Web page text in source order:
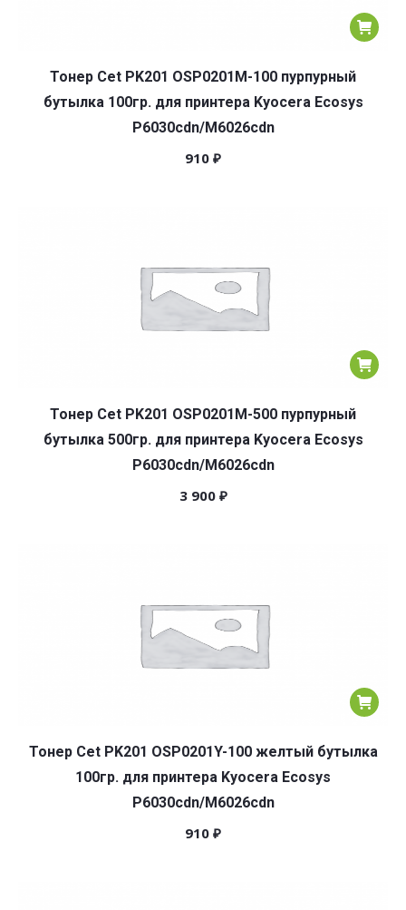
Тонер Cet PK201 OSP0201M-100 пурпурный
бутылка 100гр. для принтера Kyocera Ecosys
P6030cdn/M6026cdn
910 ₽
Тонер Cet PK201 OSP0201M-500 пурпурный
бутылка 500гр. для принтера Kyocera Ecosys
P6030cdn/M6026cdn
3 900 ₽
Тонер Cet PK201 OSP0201Y-100 желтый бутылка
100гр. для принтера Kyocera Ecosys
P6030cdn/M6026cdn
910 ₽